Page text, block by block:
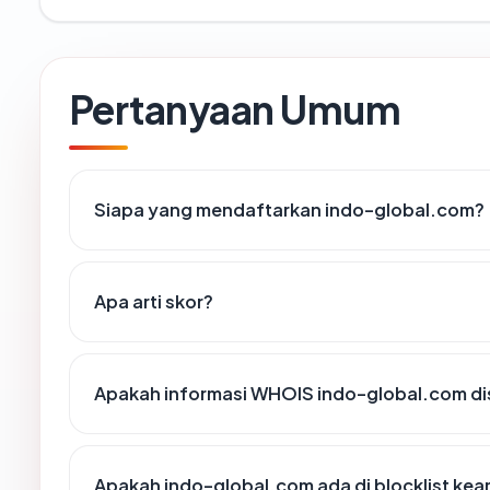
Pertanyaan Umum
Siapa yang mendaftarkan indo-global.com?
Apa arti skor?
Apakah informasi WHOIS indo-global.com
Apakah indo-global.com ada di blocklist